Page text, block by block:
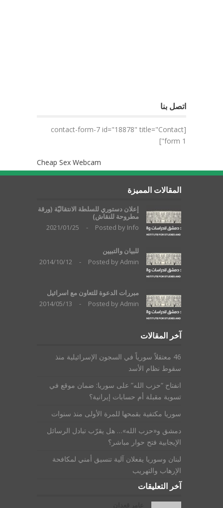
اتصل بنا
[contact-form-7 id="18878" title="Contact
form 1"]
Cheap Sex Webcam
المقالات المميزة
إعلان دستوري للسلطة الانتقاليّة (ورقة
مطروحة للنقاش)
Posted by Info
-
2021/01/25
للبيان والتبيين
Posted byAdmin
-
2014/10/12
مبررات الدعوة للتعاون مع اسرائيل
Posted byAdmin
-
2014/05/13
آخر المقالات
46 معتقلاً سورياً في السجون الإسرائيلية منذ
سقوط نظام الأسد
انفتاح “حزب الله” على سوريا: ضمان موقع في
تسوية مقبلة أم حسابات إيرانية؟
سوريا مكتفية بقمحها للمرة الأولى منذ سنوات
دمشق و«حزب الله»… هل يقرّب تبادل الرسائل
الإيجابية فتح حوار مباشر؟
لبنان وسوريا يفعلان آلية تنسيق أمني لمكافحة
الإرهاب والتهريب
آخر التعليقات